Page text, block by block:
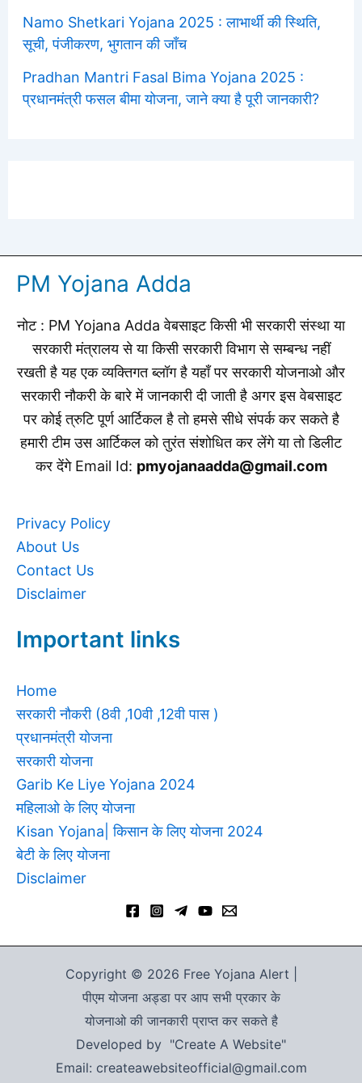
Namo Shetkari Yojana 2025 : लाभार्थी की स्थिति,
सूची, पंजीकरण, भुगतान की जाँच
Pradhan Mantri Fasal Bima Yojana 2025 :
प्रधानमंत्री फसल बीमा योजना, जाने क्या है पूरी जानकारी?
PM Yojana Adda
नोट : PM Yojana Adda वेबसाइट किसी भी सरकारी संस्था या
सरकारी मंत्रालय से या किसी सरकारी विभाग से सम्बन्ध नहीं
रखती है यह एक व्यक्तिगत ब्लॉग है यहाँ पर सरकारी योजनाओ और
सरकारी नौकरी के बारे में जानकारी दी जाती है अगर इस वेबसाइट
पर कोई त्रुटि पूर्ण आर्टिकल है तो हमसे सीधे संपर्क कर सकते है
हमारी टीम उस आर्टिकल को तुरंत संशोधित कर लेंगे या तो डिलीट
कर देंगे Email Id: pmyojanaadda@gmail.com
Privacy Policy
About Us
Contact Us
Disclaimer
Important links
Home
सरकारी नौकरी (8वी ,10वी ,12वी पास )
प्रधानमंत्री योजना
सरकारी योजना
Garib Ke Liye Yojana 2024
महिलाओ के लिए योजना
Kisan Yojana| किसान के लिए योजना 2024
बेटी के लिए योजना
Disclaimer
Copyright © 2026 Free Yojana Alert |
पीएम योजना अड्डा पर आप सभी प्रकार के
योजनाओ की जानकारी प्राप्त कर सकते है
Developed by "Create A Website"
Email: createawebsiteofficial@gmail.com